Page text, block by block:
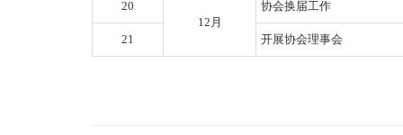
20
12月
协会换届工作
21 开展协会理事会